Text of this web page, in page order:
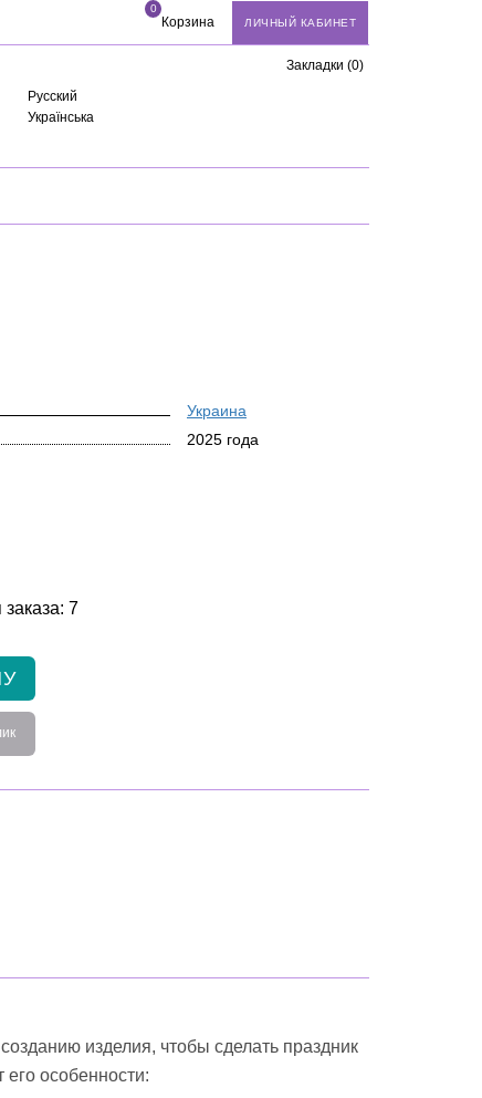
Корзина
0
ЛИЧНЫЙ КАБИНЕТ
Русский
Українська
Закладки (0)
Украина
2025 года
7
изделия, чтобы сделать праздник
особенности: